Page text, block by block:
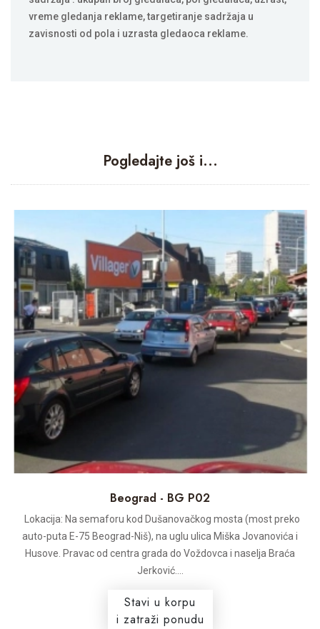
vreme gledanja reklame, targetiranje sadržajа u
zavisnosti od pola i uzrasta gledaoca reklame.
Pogledajte još i...
Beograd - BG P02
Lokacija: Na semaforu kod Dušanovačkog mosta (most preko
auto-puta E-75 Beograd-Niš), na uglu ulica Miška Jovanovića i
Husove. Pravac od centra grada do Voždovca i naselja Braća
Jerković....
Stavi u korpu
i zatraži ponudu